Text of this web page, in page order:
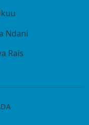
Ndani
Rais